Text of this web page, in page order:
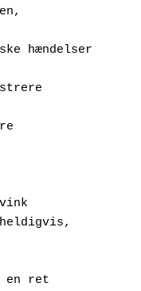
hændelser
heldigvis,